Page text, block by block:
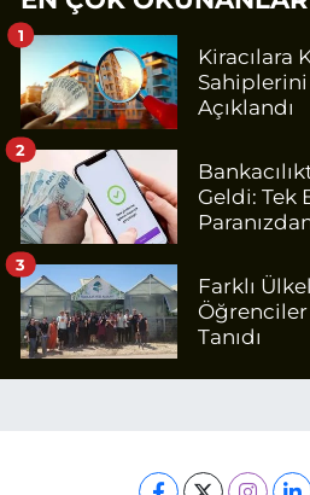
Kiracılara
Açıklandı
1
Geldi: Tek
2
Farklı
Öğrenciler
Tanıdı
3